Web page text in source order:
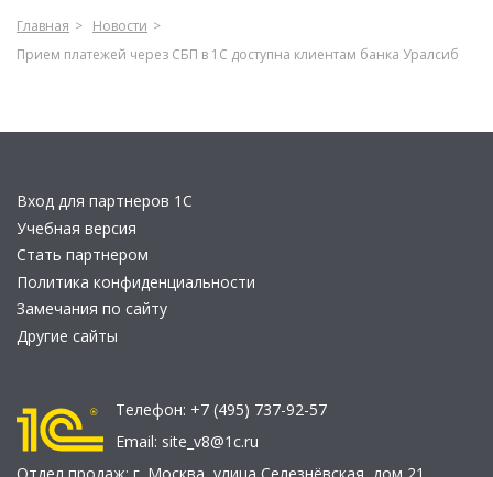
Главная
Новости
Прием платежей через СБП в 1С доступна клиентам банка Уралсиб
Вход для партнеров 1С
Учебная версия
Стать партнером
Политика конфиденциальности
Замечания по сайту
Другие сайты
Телефон: +7 (495) 737-92-57
Email: site_v8@1c.ru